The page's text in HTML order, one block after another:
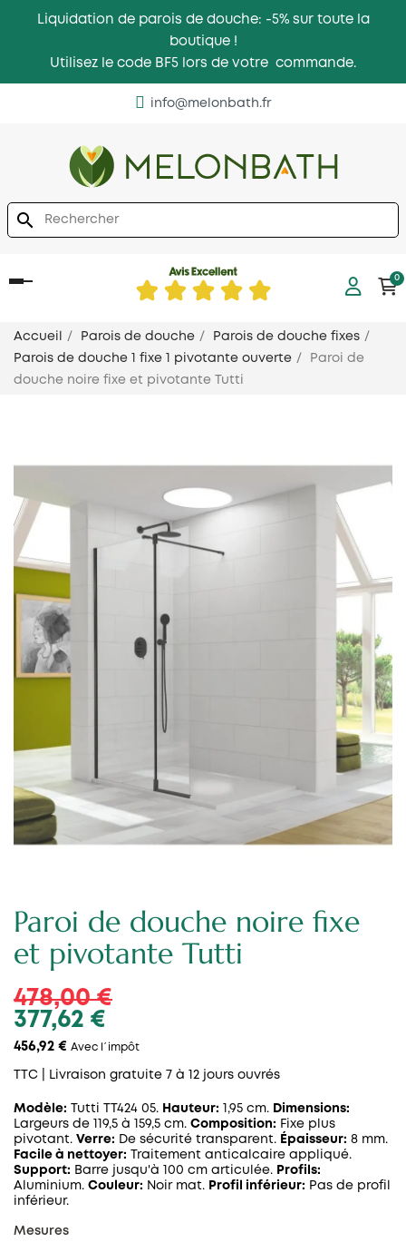
Liquidation de parois de douche: -5% sur toute la
boutique !
Utilisez le code BF5 lors de votre commande.
info@melonbath.fr
search
Basculer
0
Accueil Parois de douche
Parois de douche fixes
Parois de douche 1 fixe 1 pivotante ouverte
Paroi de
douche noire fixe et pivotante Tutti
Paroi de douche noire fixe
et pivotante Tutti
478,00 €
377,62 €
456,92 € Avec l´impôt
TTC | Livraison gratuite 7 à 12 jours ouvrés
Modèle: Tutti TT424 05. Hauteur: 1,95 cm. Dimensions:
Largeurs de 119,5 à 159,5 cm. Composition: Fixe plus
pivotant. Verre: De sécurité transparent. Épaisseur: 8 mm.
Facile à nettoyer: Traitement anticalcaire appliqué.
Support: Barre jusqu'à 100 cm articulée. Profils:
Aluminium. Couleur: Noir mat. Profil inférieur: Pas de profil
inférieur.
Mesures